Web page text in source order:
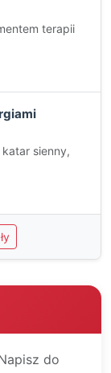
terapii
sienny,
do